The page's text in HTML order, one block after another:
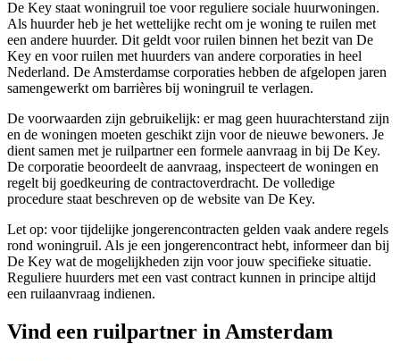
De Key staat woningruil toe voor reguliere sociale huurwoningen.
Als huurder heb je het wettelijke recht om je woning te ruilen met
een andere huurder. Dit geldt voor ruilen binnen het bezit van De
Key en voor ruilen met huurders van andere corporaties in heel
Nederland. De Amsterdamse corporaties hebben de afgelopen jaren
samengewerkt om barrières bij woningruil te verlagen.
De voorwaarden zijn gebruikelijk: er mag geen huurachterstand zijn
en de woningen moeten geschikt zijn voor de nieuwe bewoners. Je
dient samen met je ruilpartner een formele aanvraag in bij De Key.
De corporatie beoordeelt de aanvraag, inspecteert de woningen en
regelt bij goedkeuring de contractoverdracht. De volledige
procedure staat beschreven op de website van De Key.
Let op: voor tijdelijke jongerencontracten gelden vaak andere regels
rond woningruil. Als je een jongerencontract hebt, informeer dan bij
De Key wat de mogelijkheden zijn voor jouw specifieke situatie.
Reguliere huurders met een vast contract kunnen in principe altijd
een ruilaanvraag indienen.
Vind een ruilpartner in Amsterdam